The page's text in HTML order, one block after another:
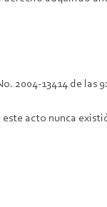
13414 de las
acto nunca